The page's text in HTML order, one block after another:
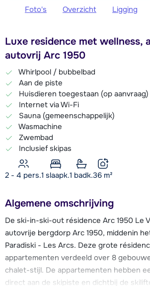
Foto's Overzicht Ligging
Luxe residence met wellness,
autovrij Arc 1950
Whirlpool / bubbelbad
Aan de piste
Huisdieren toegestaan (op aanvraag)
Internet via Wi-Fi
Sauna (gemeenschappelijk)
Wasmachine
Zwembad
Inclusief skipas
2 - 4 pers.1 slaapk.1 badk.36 m²
Algemene omschrijving
De ski-in-ski-out résidence Arc 1950 Le
autovrije bergdorp Arc 1950, middenin
Paradiski - Les Arcs. Deze grote
appartementen verdeeld over 8
chalet-stijl. De appartementen hebben
direct aan de skipiste en dichtbij de